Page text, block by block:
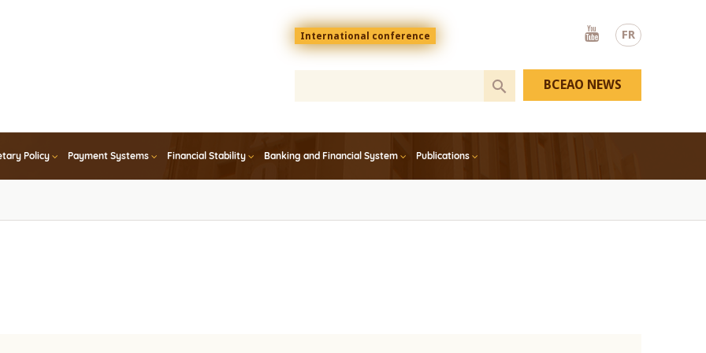
FR
Menu
top
En
International conference
Youtube
Policy Payment Systems Financial Stability Banking and Financial System Publications
BCEAO NEWS